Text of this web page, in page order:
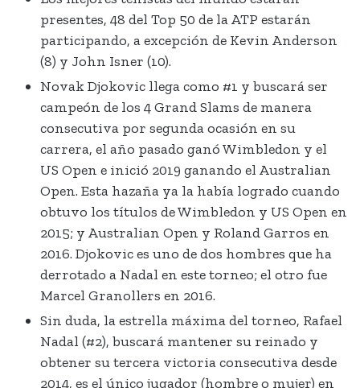
presentes, 48 del Top 50 de la ATP estarán
participando, a excepción de Kevin Anderson
(8) y John Isner (10).
Novak Djokovic llega como #1 y buscará ser
campeón de los 4 Grand Slams de manera
consecutiva por segunda ocasión en su
carrera, el año pasado ganó Wimbledon y el
US Open e inició 2019 ganando el Australian
Open. Esta hazaña ya la había logrado cuando
obtuvo los títulos de Wimbledon y US Open en
2015; y Australian Open y Roland Garros en
2016. Djokovic es uno de dos hombres que ha
derrotado a Nadal en este torneo; el otro fue
Marcel Granollers en 2016.
Sin duda, la estrella máxima del torneo, Rafael
Nadal (#2), buscará mantener su reinado y
obtener su tercera victoria consecutiva desde
2014, es el único jugador (hombre o mujer) en